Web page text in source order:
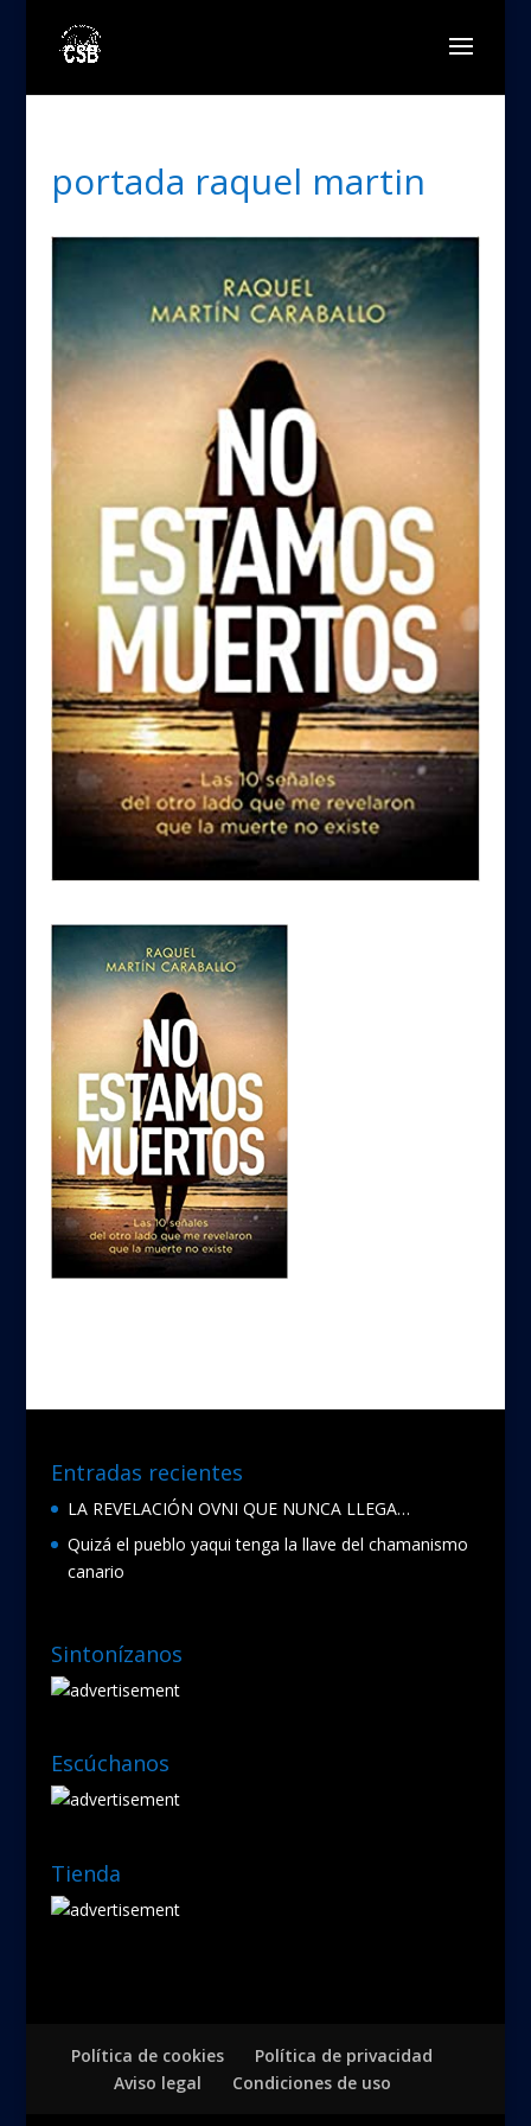
portada raquel martin
Entradas recientes
LA REVELACIÓN OVNI QUE NUNCA LLEGA…
Quizá el pueblo yaqui tenga la llave del chamanismo
canario
Sintonízanos
Escúchanos
Tienda
Política de cookies
Política de privacidad
Aviso legal
Condiciones de uso